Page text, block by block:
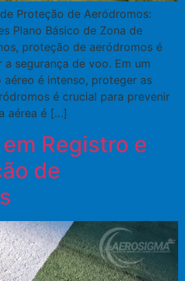
Proteção de Aeródromos:
Plano Básico de Zona de
proteção de aeródromos é
segurança de voo. Em um
é intenso, proteger as
é crucial para prevenir
aérea é […]
Registro e
de